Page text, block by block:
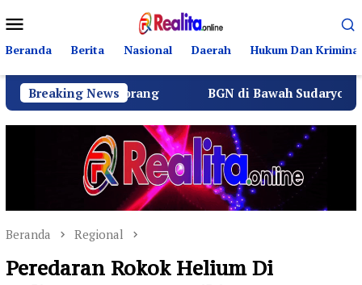
ke
kontenMobile
Beranda Berita Nasional Daerah Hukum Dan Kriminal
Breaking News
Sebrang BGN di Bawah Sudaryono Genjot
Beranda Regional
Peredaran Rokok Helium Di